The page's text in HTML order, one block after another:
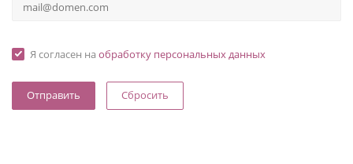
Я согласен на обработку персональных данных
Сбросить